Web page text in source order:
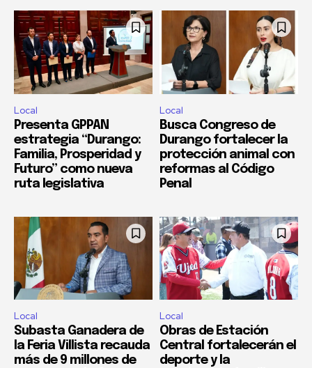
Local
Presenta GPPAN
estrategia “Durango:
Familia, Prosperidad y
Futuro” como nueva
ruta legislativa
Local
Busca Congreso de
Durango fortalecer la
protección animal con
reformas al Código
Penal
Local
Subasta Ganadera de
la Feria Villista recauda
más de 9 millones de
Local
Obras de Estación
Central fortalecerán el
deporte y la